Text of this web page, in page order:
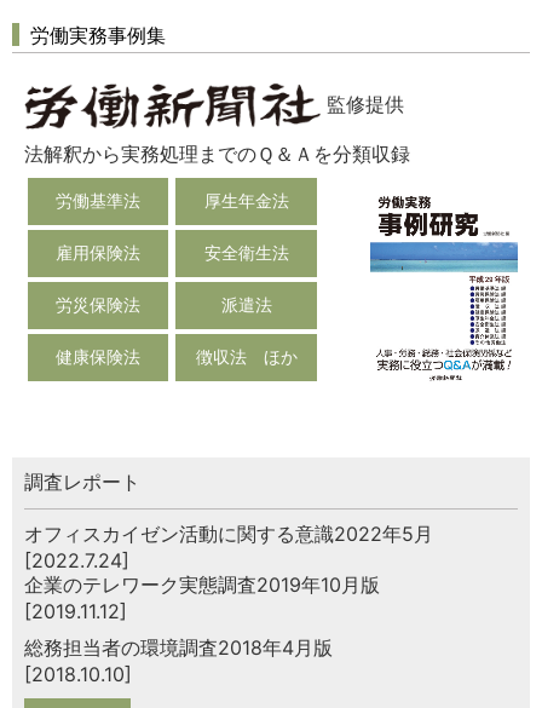
労働実務事例集
監修提供
法解釈から実務処理までのＱ＆Ａを分類収録
労働基準法 厚生年金法
雇用保険法 安全衛生法
労災保険法 派遣法
健康保険法 徴収法 ほか
調査レポート
オフィスカイゼン活動に関する意識2022年5月
[2022.7.24]
企業のテレワーク実態調査2019年10月版
[2019.11.12]
総務担当者の環境調査2018年4月版
[2018.10.10]